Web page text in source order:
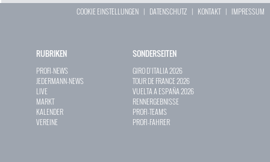
COOKIE EINSTELLUNGEN | DATENSCHUTZ | KONTAKT| IMPRESSUM
RUBRIKEN
PROFI-NEWS
JEDERMANN-NEWS
LIVE
MARKT
KALENDER
VEREINE
SONDERSEITEN
GIRO D`ITALIA 2026
TOUR DE FRANCE 2026
VUELTA A ESPAÑA 2026
RENNERGEBNISSE
PROFI-TEAMS
PROFI-FAHRER